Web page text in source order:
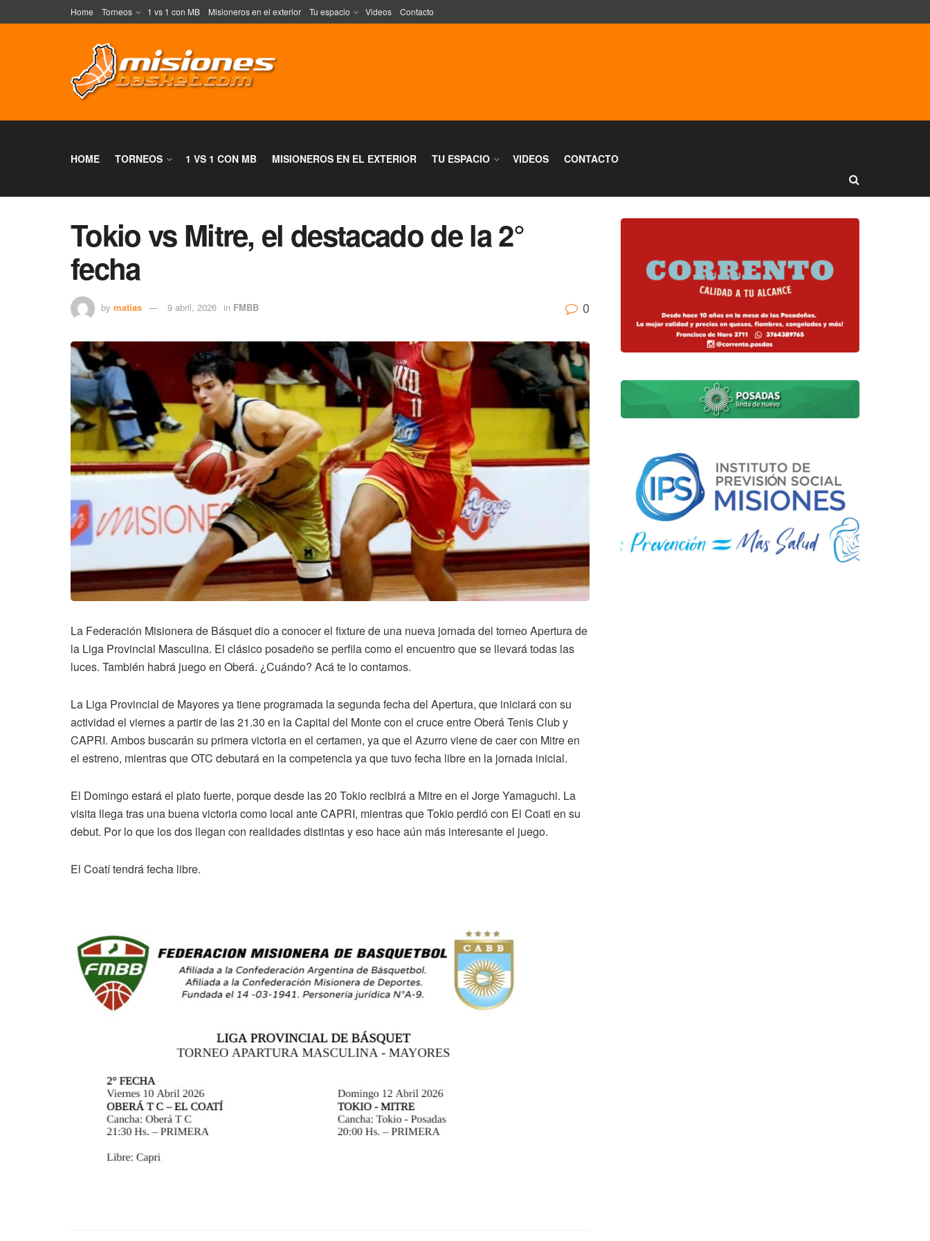
Home Torneos 1 vs 1 con MB Misioneros en el exterior Tu espacio Videos Contacto
HOME TORNEOS 1 VS 1 CON MB MISIONEROS EN EL EXTERIOR TU ESPACIO VIDEOS CONTACTO
Tokio vs Mitre, el destacado de la 2°
fecha
by matias 9 abril, 2026 in FMBB 0
La Federación Misionera de Básquet dio a conocer el fixture de una nueva jornada del torneo Apertura de
la Liga Provincial Masculina. El clásico posadeño se perfila como el encuentro que se llevará todas las
luces. También habrá juego en Oberá. ¿Cuándo? Acá te lo contamos.
La Liga Provincial de Mayores ya tiene programada la segunda fecha del Apertura, que iniciará con su
actividad el viernes a partir de las 21.30 en la Capital del Monte con el cruce entre Oberá Tenis Club y
CAPRI. Ambos buscarán su primera victoria en el certamen, ya que el Azurro viene de caer con Mitre en
el estreno, mientras que OTC debutará en la competencia ya que tuvo fecha libre en la jornada inicial.
El Domingo estará el plato fuerte, porque desde las 20 Tokio recibirá a Mitre en el Jorge Yamaguchi. La
visita llega tras una buena victoria como local ante CAPRI, mientras que Tokio perdió con El Coati en su
debut. Por lo que los dos llegan con realidades distintas y eso hace aún más interesante el juego.
El Coatí tendrá fecha libre.